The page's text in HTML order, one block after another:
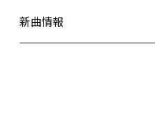
新曲情報